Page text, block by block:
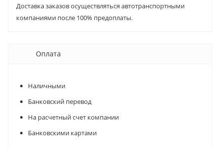
Доставка заказов осуществляться автотранспортными
компаниями после 100% предоплаты.
Оплата
Наличными
Банковский перевод
На расчетный счет компании
Банковскими картами